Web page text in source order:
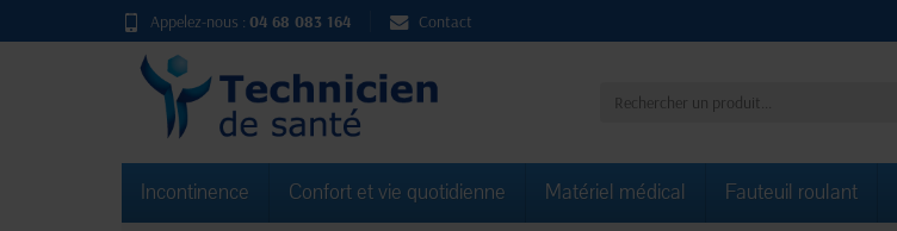
Appelez-nous : 04 68 083 164 Contact
Incontinence Confort et vie quotidienne Matériel médical Fauteuil roulant